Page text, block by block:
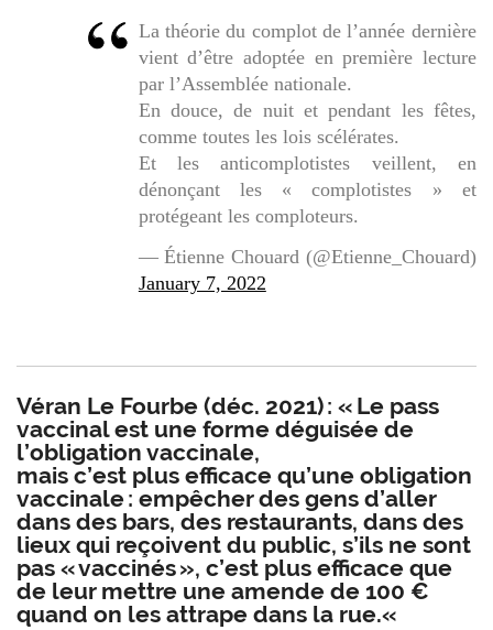
La théorie du complot de l’année dernière
vient d’être adoptée en première lecture
par l’Assemblée nationale.
En douce, de nuit et pendant les fêtes,
comme toutes les lois scélérates.
Et les anticomplotistes veillent, en
dénonçant les « complotistes » et
protégeant les comploteurs.
— Étienne Chouard (@Etienne_Chouard)
January 7, 2022
Véran Le Fourbe (déc. 2021) : « Le pass
vaccinal est une forme déguisée de
l’obligation vaccinale,
mais c’est plus efficace qu’une obligation
vaccinale : empêcher des gens d’aller
dans des bars, des restaurants, dans des
lieux qui reçoivent du public, s’ils ne sont
pas « vaccinés », c’est plus efficace que
de leur mettre une amende de 100 €
quand on les attrape dans la rue.«